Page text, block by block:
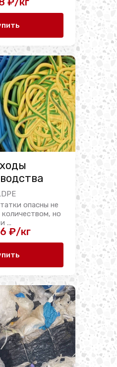
опасны не
но
и ...
₽/кг